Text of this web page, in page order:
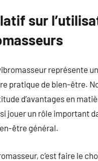
sur
représente
pratique de bien-être.
d’avantages en
jouer un rôle important
être général.
c’est faire le